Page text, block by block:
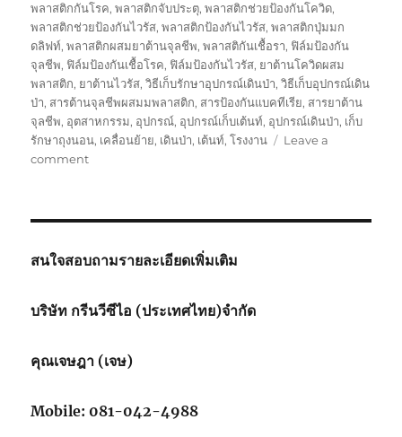
พลาสติกกันโรค,พลาสติกจับประตุ,พลาสติกช่วยป้องกันโควิด,
พลาสติกช่วยป้องกันไวรัส,พลาสติกป้องกันไวรัส,พลาสติกปุ่มมก
ดลิฟท์,พลาสติกผสมยาต้านจุลชีพ,พลาสติกันเชื้อรา, ฟิล์มป้องกัน
จุลชีพ, ฟิล์มป้องกันเชื้อโรค, ฟิล์มป้องกันไวรัส, ยาต้านโควิดผสม
พลาสติก, ยาต้านไวรัส,วิธีเก็บรักษาอุปกรณ์เดินป่า,วิธีเก็บอุปกรณ์เดิน
ป่า, สารต้านจุลชีพผสมมพลาสติก, สารป้องกันแบคทีเรีย, สารยาต้าน
จุลชีพ, อุตสาหกรรม, อุปกรณ์, อุปกรณ์เก็บเต้นท์, อุปกรณ์เดินป่า, เก็บ
รักษาถุงนอน, เคลื่อนย้าย, เดินป่า, เต้นท์,โรงงาน
Leave a
commenton
ซ้ำ
เก็บ
ขนส่ง
สนใจสอบถามรายละเอียดเพิ่มเติม
บริษัท กรีนวีซีไอ (ประเทศไทย)จำกัด
คุณเจษฎา (เจษ)
Mobile: 081-042-4988